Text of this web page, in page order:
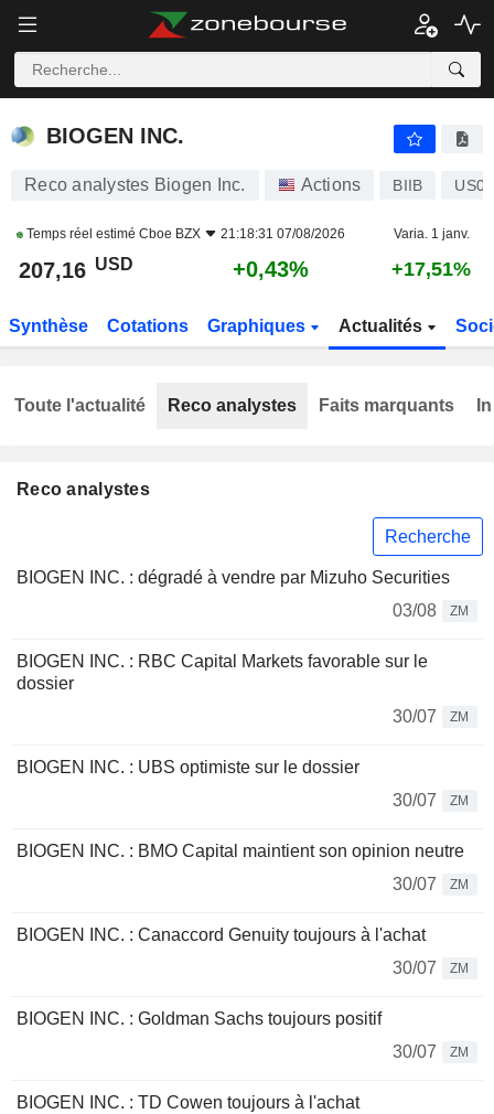
BIOGEN INC.
BIOGEN INC.
Reco analystes Biogen Inc. Actions BIIB
Temps réel estimé Cboe BZX 21:18:31 07/08/2026 Varia. 1 janv.
207,16 USD +0,43% +17,51%
Synthèse Cotations Graphiques Actualités
Reco analystes
Recherche
BIOGEN INC. : dégradé à vendre par Mizuho Securities
03/08
ZM
BIOGEN INC. : RBC Capital Markets favorable sur le
dossier
30/07
ZM
BIOGEN INC. : UBS optimiste sur le dossier
30/07
ZM
BIOGEN INC. : BMO Capital maintient son opinion neutre
30/07
ZM
BIOGEN INC. : Canaccord Genuity toujours à l'achat
30/07
ZM
BIOGEN INC. : Goldman Sachs toujours positif
30/07
ZM
BIOGEN INC. : TD Cowen toujours à l'achat
Toute l'actualité Reco analystes Faits marquants